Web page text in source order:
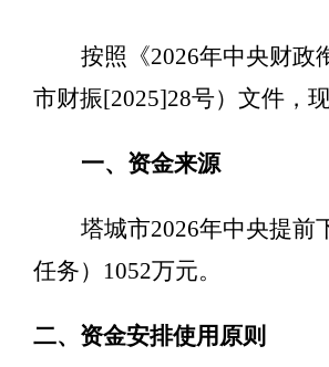
按照《2026年中央财政
市财振[2025]28号）文件，
一、 资金来源
塔城市2026年中央提前
任务）1052万元。
二、资金安排使用原则